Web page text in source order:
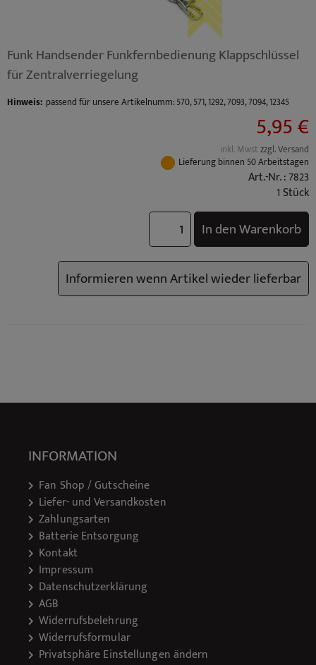
Funk Handsender Funkfernbedienung Klappschlüssel
für Zentralverriegelung
Hinweis: passend für unsere Artikelnumm: 570, 571, 1292, 7093, 7094, 12345
5,95 €
inkl. Mwstzzgl. Versand
Lieferung binnen 50 Arbeitstagen
Art.-Nr. : 7823
1 Stück
In den Warenkorb
Informieren wenn Artikel wieder lieferbar
INFORMATION
Fan Shop / Gutscheine
Liefer- und Versandkosten
Zahlungsarten
Batterie Entsorgung
Kontakt
Impressum
Datenschutzerklärung
AGB
Widerrufsbelehrung
Widerrufsformular
Privatsphäre Einstellungen ändern